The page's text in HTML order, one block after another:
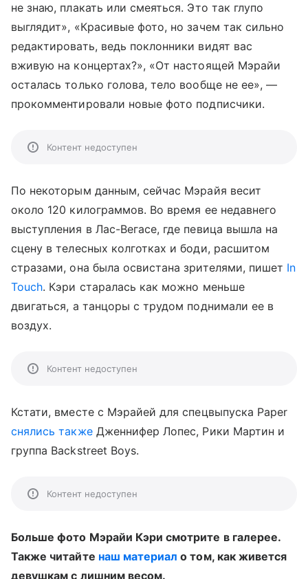
не знаю, плакать или смеяться. Это так глупо
выглядит», «Красивые фото, но зачем так сильно
редактировать, ведь поклонники видят вас
вживую на концертах?», «От настоящей Мэрайи
осталась только голова, тело вообще не ее», —
прокомментировали новые фото подписчики.
Контент недоступен
По некоторым данным, сейчас Мэрайя весит
около 120 килограммов. Во время ее недавнего
выступления в Лас-Вегасе, где певица вышла на
сцену в телесных колготках и боди, расшитом
стразами, она была освистана зрителями, пишет In
Touch. Кэри старалась как можно меньше
двигаться, а танцоры с трудом поднимали ее в
воздух.
Контент недоступен
Кстати, вместе с Мэрайей для спецвыпуска Paper
снялись такжеДженнифер Лопес, Рики Мартин и
группа Backstreet Boys.
Контент недоступен
Больше фото Мэрайи Кэри смотрите в галерее.
Также читайте наш материал о том, как живется
девушкам с лишним весом.